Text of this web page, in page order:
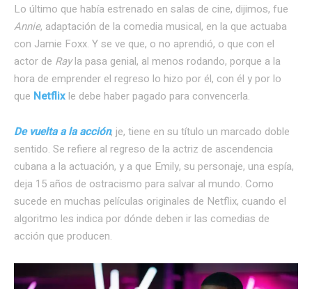
Lo último que había estrenado en salas de cine, dijimos, fue
Annie, adaptación de la comedia musical, en la que actuaba
con Jamie Foxx. Y se ve que, o no aprendió, o que con el
actor de Rayla pasa genial, al menos rodando, porque a la
hora de emprender el regreso lo hizo por él, con él y por lo
que Netflix le debe haber pagado para convencerla.
De vuelta a la acción, je, tiene en su título un marcado doble
sentido. Se refiere al regreso de la actriz de ascendencia
cubana a la actuación, y a que Emily, su personaje, una espía,
deja 15 años de ostracismo para salvar al mundo. Como
sucede en muchas películas originales de Netflix, cuando el
algoritmo les indica por dónde deben ir las comedias de
acción que producen.